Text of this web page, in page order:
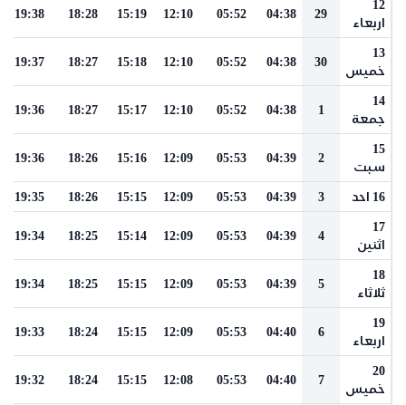
12
اربعاء
29
04:38
05:52
12:10
15:19
18:28
19:38
13
خميس
30
04:38
05:52
12:10
15:18
18:27
19:37
14
جمعة
1
04:38
05:52
12:10
15:17
18:27
19:36
15
سبت
2
04:39
05:53
12:09
15:16
18:26
19:36
16 احد 3
04:39
05:53
12:09
15:15
18:26
19:35
17
اثنين
4
04:39
05:53
12:09
15:14
18:25
19:34
18
ثلاثاء
5
04:39
05:53
12:09
15:15
18:25
19:34
19
اربعاء
6
04:40
05:53
12:09
15:15
18:24
19:33
20
خميس
7
04:40
05:53
12:08
15:15
18:24
19:32